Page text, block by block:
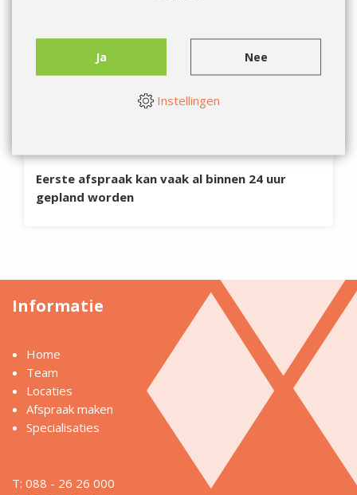
Ja Nee
Instellingen
Alle specialiteiten onder 1 dak
Eerste afspraak kan vaak al binnen 24 uur
gepland worden
Informatie
Home
Team
Locaties
Afspraak maken
Specialisaties
T: 088 - 26 26 000